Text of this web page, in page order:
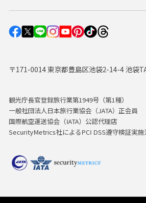
〒171-0014 東京都豊島区池袋2-14-4 池袋
観光庁長官登録旅行業第1949号（第1種）
一般社団法人日本旅行業協会（JATA）正会員
国際航空運送協会（IATA）公認代理店
SecurityMetrics社によるPCI DSS遵守検証実施